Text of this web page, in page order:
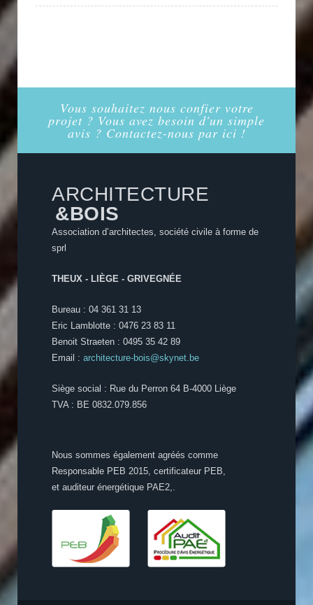
Vous souhaitez nous confier votre
projet ? Vous avez besoin d'un simple
avis ? Contactez-nous par ici !
ARCHITECTURE
&BOIS
Association d’architectes, société civile à forme de
sprl
THEUX - LIÈGE - GRIVEGNÉE
Bureau : 04 361 31 13
Eric Lamblotte : 0476 23 83 11
Benoit Straeten : 0495 35 42 89
Email : architecture-bois@skynet.be
Siège social : Rue du Perron 64 B-4000 Liège
TVA : BE 0832.079.856
Nous sommes également agréés comme
Responsable PEB 2015, certificateur PEB,
et auditeur énergétique PAE2,.